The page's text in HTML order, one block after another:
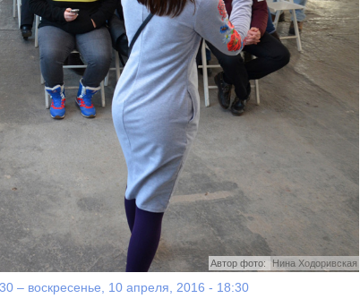
Автор фото: Нина Ходоривская
– воскресенье, 10 апреля, 2016 - 18:30